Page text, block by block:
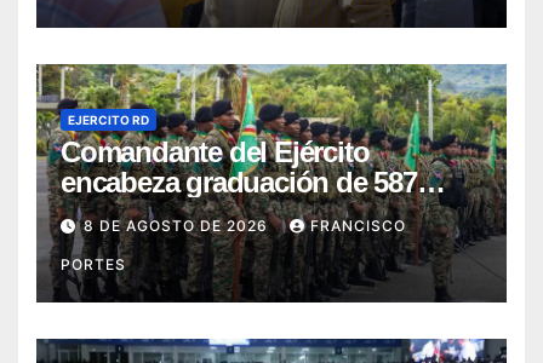
EJERCITO RD
Comandante del Ejército
encabeza graduación de 587
nuevos conscriptos en el
Campamento Militar “16 de
Agosto”
8 DE AGOSTO DE 2026 FRANCISCO
PORTES